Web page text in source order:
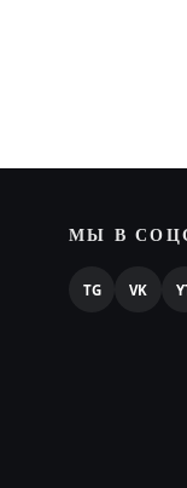
МЫ В
TG VK